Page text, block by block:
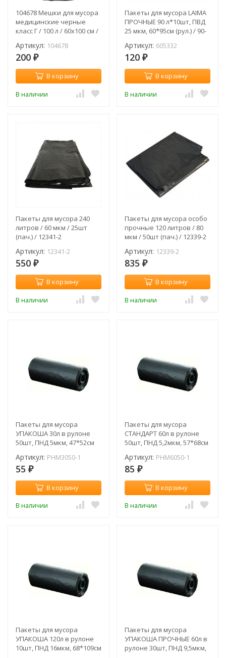
104678 Мешки для мусора
медицинские черные
класс Г / 100 л / 60х100 см /
Артикул: 104678
200 ₽
В корзину
В наличии
Пакеты для мусора LAIMA
ПРОЧНЫЕ 90 л*10шт, ПВД
25 мкм, 60*95см (рул.) / 90-
Артикул: 605332
120 ₽
В корзину
В наличии
Пакеты для мусора 240
литров / 60 мкм / 25шт
(пач.) / 12341-2
Артикул: 12341-2
550 ₽
В корзину
В наличии
Пакеты для мусора особо
прочные 120 литров / 80
мкм / 50шт (пач.) / 12339-2
Артикул: 12339-2
835 ₽
В корзину
В наличии
Пакеты для мусора
УПАКОША 30л в рулоне
50шт, ПНД 5мкм, 47*52см
Артикул: PHM3050-1
55 ₽
В корзину
В наличии
Пакеты для мусора
СТАНДАРТ 60л в рулоне
50шт, ПНД 5,2мкм, 57*68см
Артикул: PHM6050-1
85 ₽
В корзину
В наличии
Пакеты для мусора
УПАКОША 120л в рулоне
10шт, ПНД 16мкм, 68*109см
Пакеты для мусора
УПАКОША ПРОЧНЫЕ 60л в
рулоне 30шт, ПНД 9,5мкм,